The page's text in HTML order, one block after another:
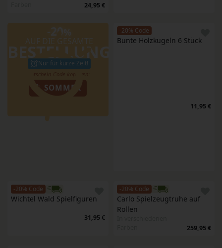
24,95 €
BESTELLUNG
Nur für kurze Zeit!
SOMMER
-20% Code
Bunte Holzkugeln 6 Stück
11,95 €
-20% Code
Wichtel Wald Spielfiguren
31,95 €
-20% Code
Carlo Spielzeugtruhe auf
Rollen
259,95 €